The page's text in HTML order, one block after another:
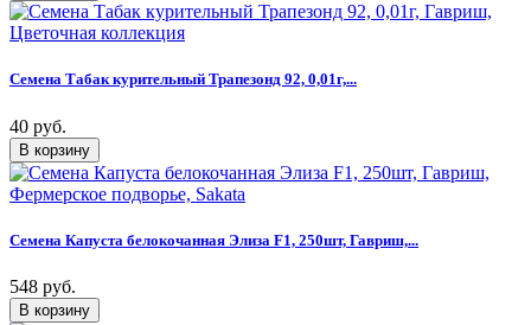
Семена Табак курительный Трапезонд 92, 0,01г,...
40 руб.
Семена Капуста белокочанная Элиза F1, 250шт, Гавриш,...
548 руб.